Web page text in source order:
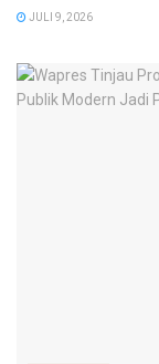
JULI 9, 2026